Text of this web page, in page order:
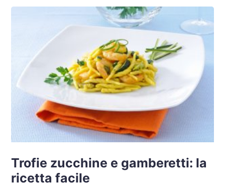
Trofie zucchine e gamberetti: la
ricetta facile